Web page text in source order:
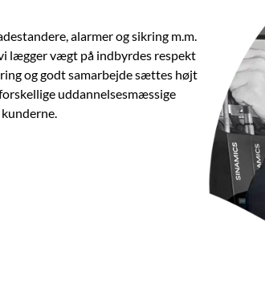
alarmer og sikring m.m.
lægger vægt på indbyrdes respekt
og godt samarbejde sættes højt
uddannelsesmæssige